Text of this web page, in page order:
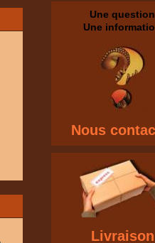
Une question
Une
Nous
Livraison